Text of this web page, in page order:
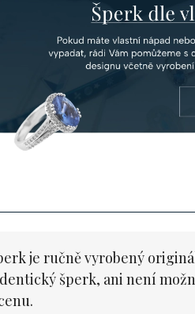
je ručně vyrobený
šperk, ani není